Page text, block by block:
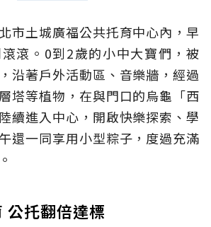
市土城廣福公共托育中心內，早
滾。0到2歲的小中大寶們，被
沿著戶外活動區、音樂牆，經過
塔等植物，在與門口的烏龜「西
續進入中心，開啟快樂探索、學
還一同享用小型粽子，度過充滿
公托翻倍達標